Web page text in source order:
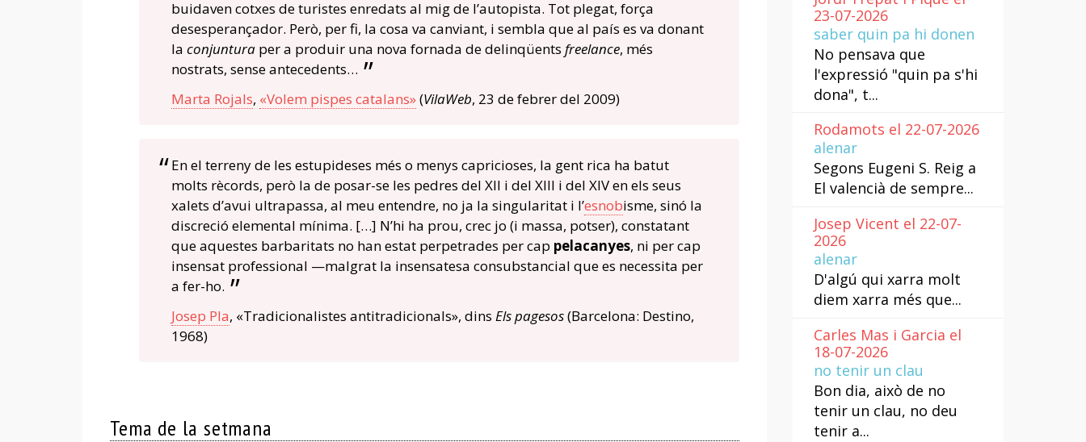
buidaven cotxes de turistes enredats al mig de l’autopista. Tot plegat, força
desesperançador. Però, per fi, la cosa va canviant, i sembla que al país es va donant
la conjunturaper a produir una nova fornada de delinqüents freelance, més
nostrats, sense antecedents…
Marta Rojals, «Volem pispes catalans»(VilaWeb, 23 de febrer del 2009)
En el terreny de les estupideses més o menys capricioses, la gent rica ha batut
molts rècords, però la de posar-se les pedres del XII i del XIII i del XIV en els seus
xalets d’avui ultrapassa, al meu entendre, no ja la singularitat i l’esnobisme, sinó la
discreció elemental mínima. […] N’hi ha prou, crec jo (i massa, potser), constatant
que aquestes barbaritats no han estat perpetrades per cap pelacanyes, ni per cap
insensat professional —malgrat la insensatesa consubstancial que es necessita per
a fer-ho.
Josep Pla, «Tradicionalistes antitradicionals», dins Els pagesos(Barcelona: Destino,
1968)
Tema de la setmana
23-07-2026
saber quin pa hi donen
No pensava que
l'expressió "quin pa s'hi
dona", t...
Rodamots el 22-07-2026
alenar
Segons Eugeni S. Reig a
El valencià de sempre...
Josep Vicent el 22-07-
2026
alenar
D'algú qui xarra molt
diem xarra més que...
Carles Mas i Garcia el
18-07-2026
no tenir un clau
Bon dia, això de no
tenir un clau, no deu
tenir a...